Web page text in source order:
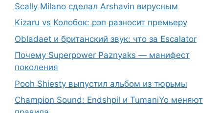
Scally Milano сделал Arshavin вирусным
Kizaru vs Колобок: рэп разносит премьеру
Obladaet и британский звук: что за Escalator
Почему Superpower Paznyaks — манифест
поколения
Pooh Shiesty выпустил альбом из тюрьмы
Champion Sound: Endshpil и TumaniYo меняют